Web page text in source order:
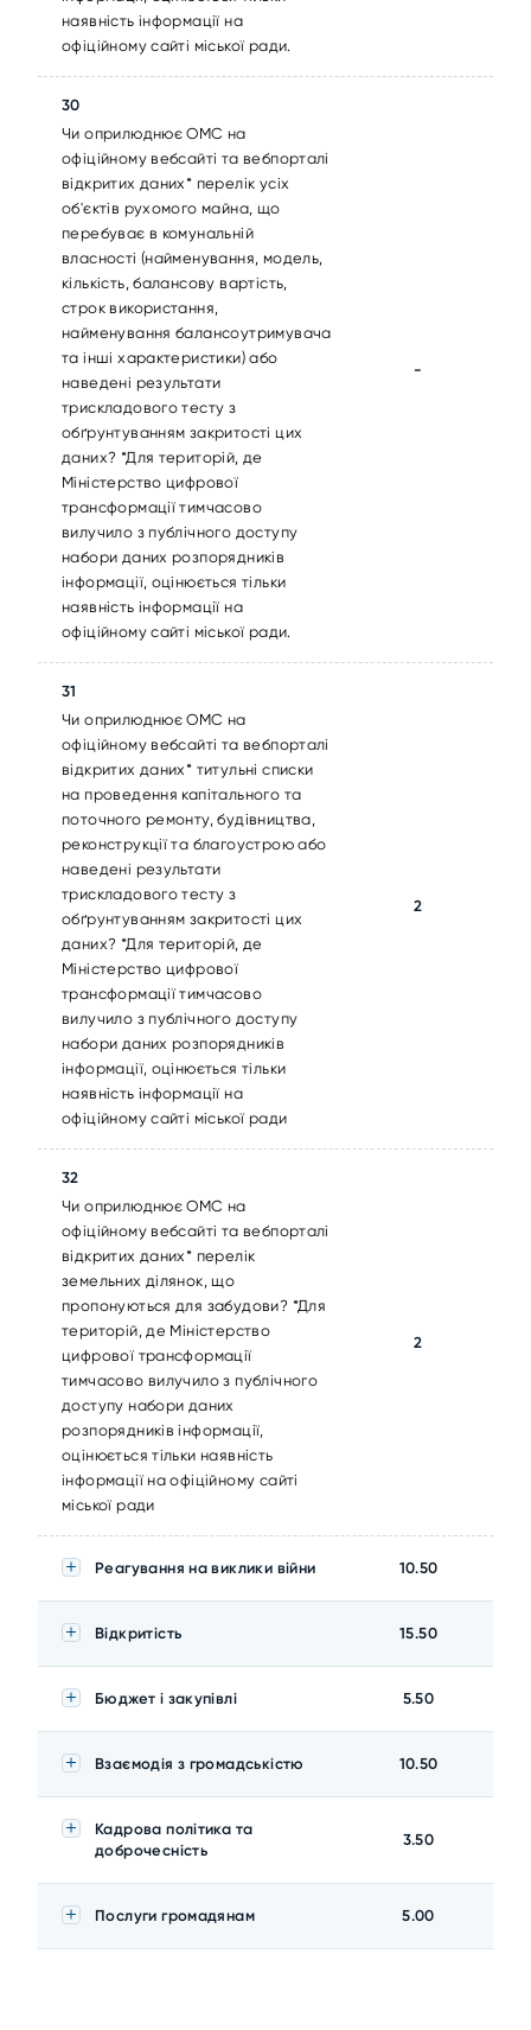
наявність інформації на
офіційному сайті міської ради.
30
Чи оприлюднює ОМС на
офіційному вебсайті та вебпорталі
відкритих даних* перелік усіх
об'єктів рухомого майна, що
перебуває в комунальній
власності (найменування, модель,
кількість, балансову вартість,
строк використання,
найменування балансоутримувача
та інші характеристики) або
наведені результати
трискладового тесту з
обґрунтуванням закритості цих
даних? *Для територій, де
Міністерство цифрової
трансформації тимчасово
вилучило з публічного доступу
набори даних розпорядників
інформації, оцінюється тільки
наявність інформації на
офіційному сайті міської ради.
-
31
Чи оприлюднює ОМС на
офіційному вебсайті та вебпорталі
відкритих даних* титульні списки
на проведення капітального та
поточного ремонту, будівництва,
реконструкції та благоустрою або
наведені результати
трискладового тесту з
обґрунтуванням закритості цих
даних? *Для територій, де
Міністерство цифрової
трансформації тимчасово
вилучило з публічного доступу
набори даних розпорядників
інформації, оцінюється тільки
наявність інформації на
офіційному сайті міської ради
2
32
Чи оприлюднює ОМС на
офіційному вебсайті та вебпорталі
відкритих даних* перелік
земельних ділянок, що
пропонуються для забудови? *Для
територій, де Міністерство
цифрової трансформації
тимчасово вилучило з публічного
доступу набори даних
розпорядників інформації,
оцінюється тільки наявність
інформації на офіційному сайті
міської ради
2
Реагування на виклики війни 10.50
Відкритість 15.50
Бюджет і закупівлі 5.50
Взаємодія з громадськістю 10.50
Кадрова політика та
доброчесність
3.50
Послуги громадянам 5.00